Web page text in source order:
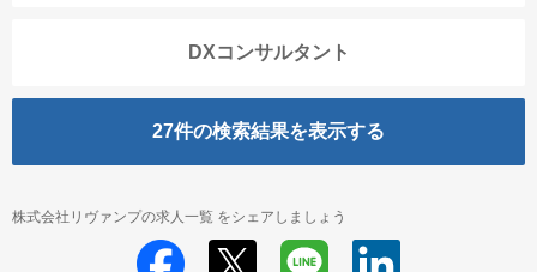
DXコンサルタント
27件の検索結果を表示する
株式会社リヴァンプの求人一覧 をシェアしましょう